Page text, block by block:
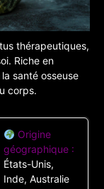
thérapeutiques,
Riche en
santé osseuse
corps.
Origine
géographique :
États-Unis,
Inde, Australie